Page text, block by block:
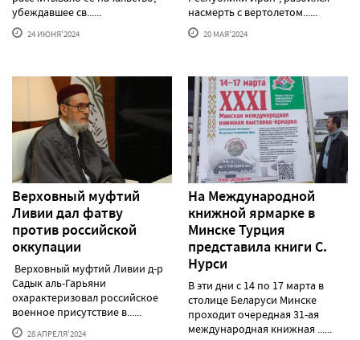
убеждавшее св......
24 ИЮНЯ'2024
насмерть с вертолетом......
20 МАЯ'2024
Верховный муфтий
Ливии дал фатву
против российской
оккупации
Верховный муфтий Ливии д-р
Садык аль-Гарьяни
охарактеризовал российское
военное присутствие в......
28 АПРЕЛЯ'2024
На Международной
книжной ярмарке в
Минске Турция
представила книги С.
Нурси
В эти дни с 14 по 17 марта в
столице Беларуси Минске
проходит очередная 31-ая
международная книжная ......